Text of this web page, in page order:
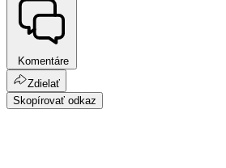
Komentáre
Zdielať
Skopírovať odkaz